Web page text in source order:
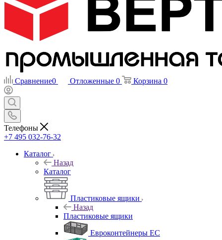
Сравнение0 Отложенные 0 Корзина 0
Телефоны
+7 495 032-76-32
Каталог
Назад
Каталог
Пластиковые ящики
Назад
Пластиковые ящики
Евроконтейнеры ЕС